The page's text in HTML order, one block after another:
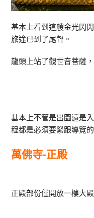
基本上看到這艘金光閃
旅途已到了尾聲。
龍頭上站了觀世音菩薩
基本上不管是出園還是
程都是必須要緊跟導覽的
萬佛寺-正殿
正殿部份僅開放一樓大殿